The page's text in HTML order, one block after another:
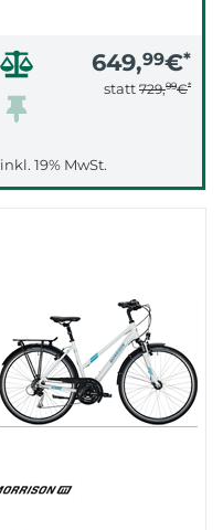
649,99€*
statt 729,99€*
inkl. 19% MwSt.